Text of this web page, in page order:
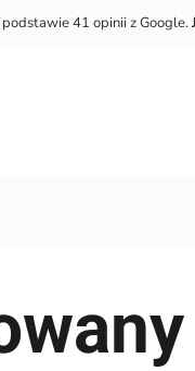
41 opinii z Google.